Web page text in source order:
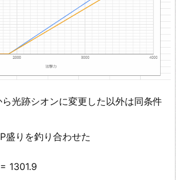
光跡シオンに変更した以外は同条件
盛りを釣り合わせた
1301.9